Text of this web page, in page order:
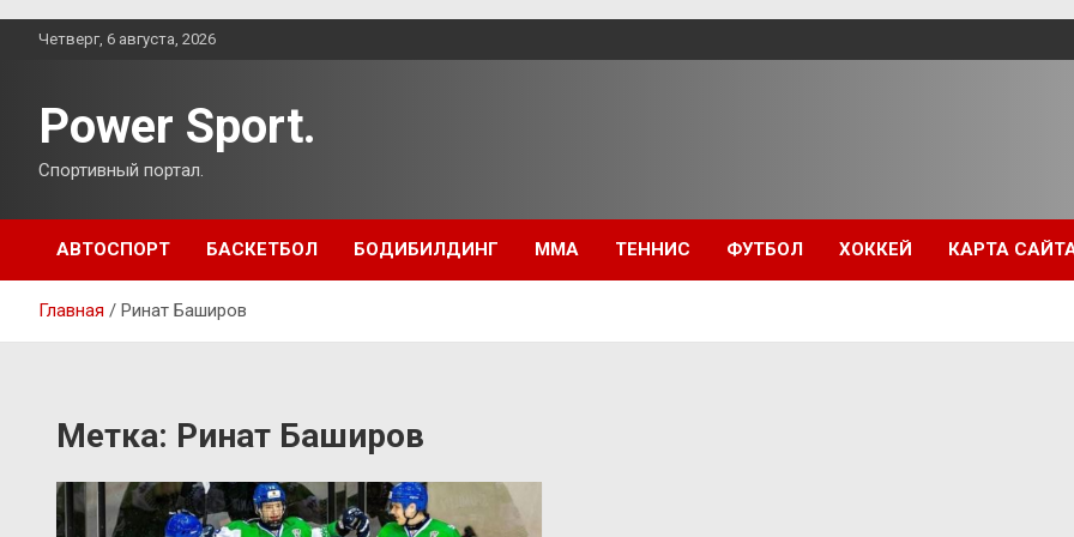
ПерейтиЧетверг, 6 августа, 2026
Power Sport.
Спортивный портал.
АВТОСПОРТ БАСКЕТБОЛ БОДИБИЛДИНГ ММА ТЕННИС ФУТБОЛ ХОККЕЙ КАРТА
Главная Ринат Баширов
Метка: Ринат Баширов